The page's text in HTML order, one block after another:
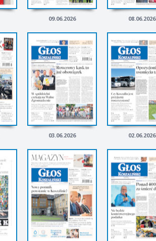
09.06.2026 08.06.2026
03.06.2026 02.06.2026